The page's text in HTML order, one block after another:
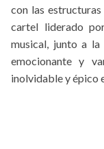
con las
cartel liderado
musical, junto a la
emocionante y
inolvidable y épico